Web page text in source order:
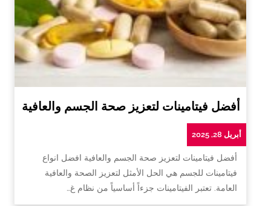
أفضل فيتامينات لتعزيز صحة الجسم والعافية
أبريل 28, 2025
أفضل فيتامينات لتعزيز صحة الجسم والعافية افضل انواع
فيتامينات للجسم هي الحل الأمثل لتعزيز الصحة والعافية
العامة. تعتبر الفيتامينات جزءاً أساسياً من نظام غ…